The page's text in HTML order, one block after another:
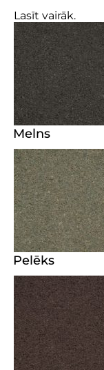
Lasīt vairāk.
Melns
Pelēks